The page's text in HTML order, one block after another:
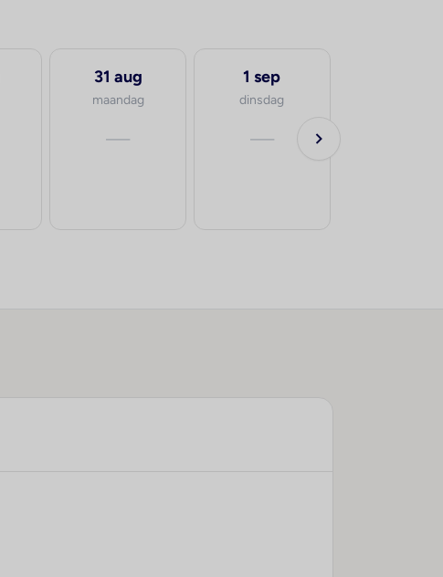
31 aug
maandag
—
1 sep
dinsdag
—